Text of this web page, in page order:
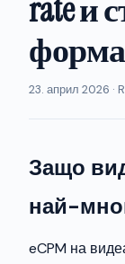
rate и
23. април 2026 ·
Защо
най-
eCPM на